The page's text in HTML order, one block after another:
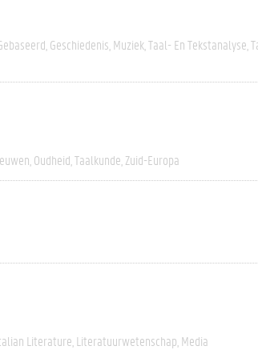
Geschiedenis Muziek Taal- En Tekstanalyse
Oudheid Taalkunde Zuid-Europa
Literature Literatuurwetenschap Media